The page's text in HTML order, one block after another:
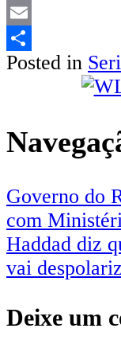
LinkedIn
Email
Share
Posted in
Governo do
com
Haddad diz
vai
Deixe um